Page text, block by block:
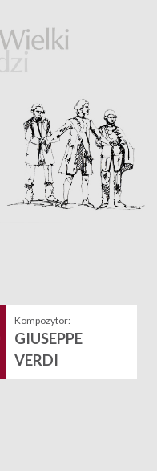
Kompozytor:
GIUSEPPE
VERDI